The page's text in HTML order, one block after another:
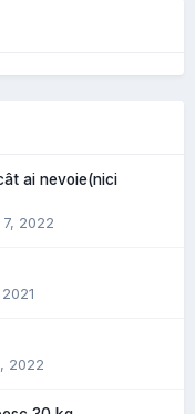
ai nevoie(nici
2022
2022